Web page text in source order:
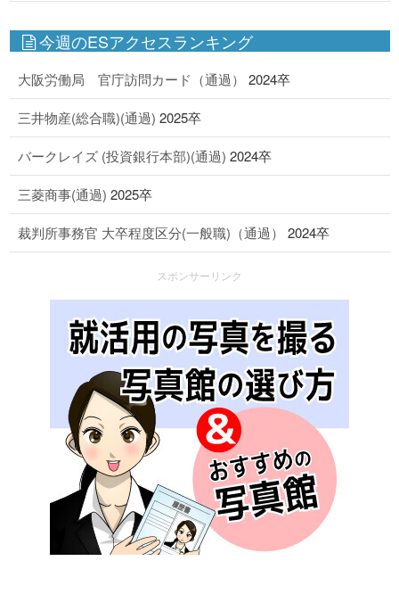
今週のESアクセスランキング
大阪労働局 官庁訪問カード（通過） 2024卒
三井物産(総合職)(通過) 2025卒
バークレイズ (投資銀行本部)(通過) 2024卒
三菱商事(通過) 2025卒
裁判所事務官 大卒程度区分(一般職)（通過） 2024卒
スポンサーリンク